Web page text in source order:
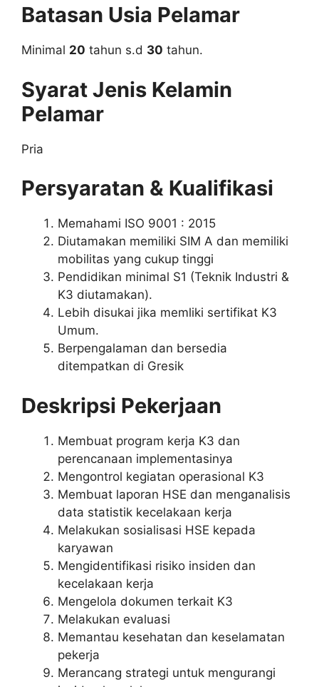
Batasan Usia Pelamar
Minimal 20 tahun s.d 30 tahun.
Syarat Jenis Kelamin
Pelamar
Pria
Persyaratan & Kualifikasi
Memahami ISO 9001 : 2015
Diutamakan memiliki SIM A dan memiliki
mobilitas yang cukup tinggi
Pendidikan minimal S1 (Teknik Industri &
K3 diutamakan).
Lebih disukai jika memliki sertifikat K3
Umum.
Berpengalaman dan bersedia
ditempatkan di Gresik
Deskripsi Pekerjaan
Membuat program kerja K3 dan
perencanaan implementasinya
Mengontrol kegiatan operasional K3
Membuat laporan HSE dan menganalisis
data statistik kecelakaan kerja
Melakukan sosialisasi HSE kepada
karyawan
Mengidentifikasi risiko insiden dan
kecelakaan kerja
Mengelola dokumen terkait K3
Melakukan evaluasi
Memantau kesehatan dan keselamatan
pekerja
Merancang strategi untuk mengurangi